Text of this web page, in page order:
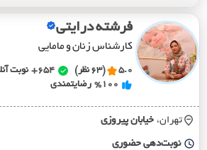
فرشته درایتی
کارشناس زنان و مامایی
5.0 (63 نظر) 654+
نوبت
%100 رضایتمندی
تهران، خيابان پيروزي
نوبت‌دهی حضوری